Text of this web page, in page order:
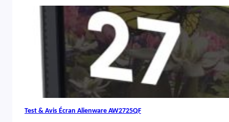
Test & Avis Écran Alienware AW2725QF